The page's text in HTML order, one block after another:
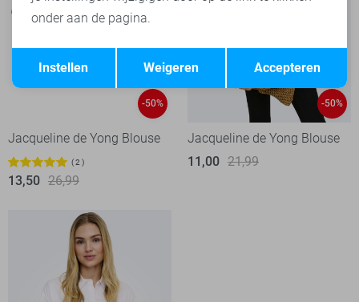
-50%
Jacqueline de Yong Blouse
2
13,50 26,99
-50%
Jacqueline de Yong Blouse
11,00 21,99
Terug Opslaan
onder aan de pagina.
Accepteren
Weigeren
Instellen